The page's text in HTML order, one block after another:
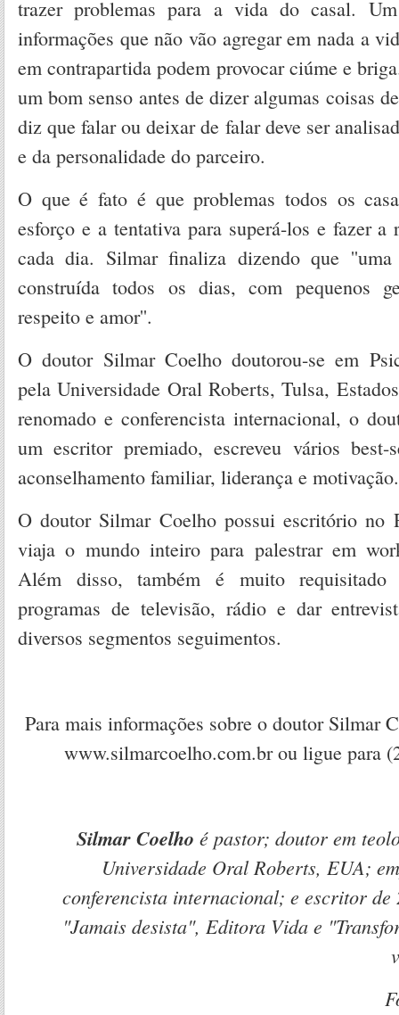
trazer problemas para a vida do casal.
informações que não vão agregar em nada a
em contrapartida podem provocar ciúme e
um bom senso antes de dizer algumas coisas
diz que falar ou deixar de falar deve ser
e da personalidade do parceiro.
O que é fato é que problemas todos os
esforço e a tentativa para superá-los e fazer a
cada dia. Silmar finaliza dizendo que ''uma
construída todos os dias, com pequenos
respeito e amor''.
O doutor Silmar Coelho doutorou-se em
pela Universidade Oral Roberts, Tulsa,
renomado e conferencista internacional, o
um escritor premiado, escreveu vários best-
aconselhamento familiar, liderança e motivação.
O doutor Silmar Coelho possui escritório no
viaja o mundo inteiro para palestrar em
Além disso, também é muito
programas de televisão, rádio e dar
diversos segmentos seguimentos.
Para mais informações sobre o doutor Silmar
www.silmarcoelho.com.br ou ligue para
Silmar Coelhoé pastor; doutor em
Universidade Oral Roberts, EUA;
conferencista internacional; e escritor
"Jamais desista", Editora Vida e